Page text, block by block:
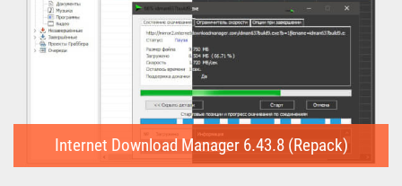
Internet Download Manager 6.43.8 (Repack)